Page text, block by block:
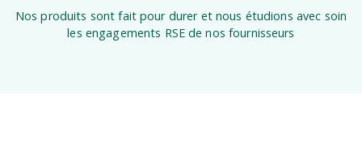
Nos produits sont fait pour durer et nous étudions avec soin
les engagements RSE de nos fournisseurs